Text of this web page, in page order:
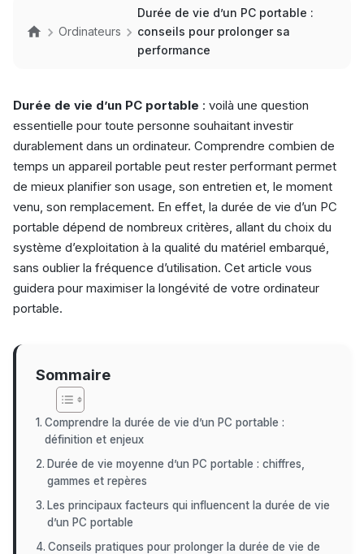
Ordinateurs
Durée de vie d’un PC portable :
conseils pour prolonger sa
performance
Durée de vie d’un PC portable : voilà une question
essentielle pour toute personne souhaitant investir
durablement dans un ordinateur. Comprendre combien de
temps un appareil portable peut rester performant permet
de mieux planifier son usage, son entretien et, le moment
venu, son remplacement. En effet, la durée de vie d’un PC
portable dépend de nombreux critères, allant du choix du
système d’exploitation à la qualité du matériel embarqué,
sans oublier la fréquence d’utilisation. Cet article vous
guidera pour maximiser la longévité de votre ordinateur
portable.
Sommaire
Comprendre la durée de vie d’un PC portable :
définition et enjeux
Durée de vie moyenne d’un PC portable : chiffres,
gammes et repères
Les principaux facteurs qui influencent la durée de vie
d’un PC portable
Conseils pratiques pour prolonger la durée de vie de